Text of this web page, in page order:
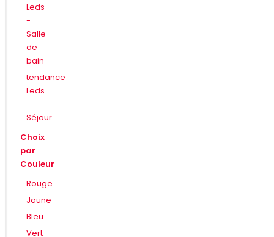
Leds
-
Salle
de
bain
tendance
Leds
-
Séjour
Choix
par
Couleur
Rouge
Jaune
Bleu
Vert